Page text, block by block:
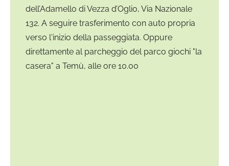
dell’Adamello di Vezza d’Oglio, Via Nazionale
132. A seguire trasferimento con auto propria
verso l'inizio della passeggiata. Oppure
direttamente al parcheggio del parco giochi "la
casera" a Temù, alle ore 10.00